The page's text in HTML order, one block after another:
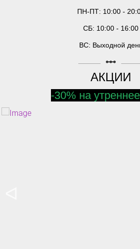
ПН-ПТ: 10:00 -
СБ: 10:00 - 16:00
ВС: Выходной
linear_scale
АКЦИИ
-30% на